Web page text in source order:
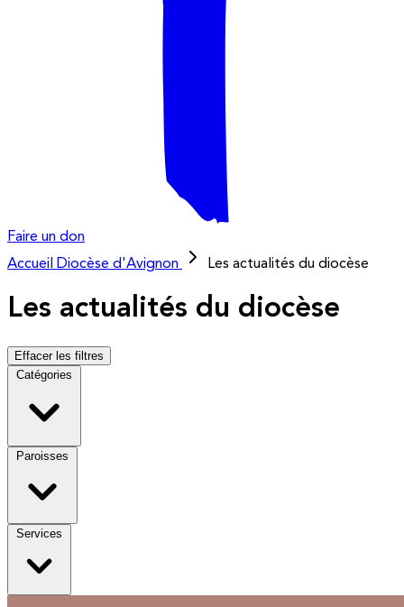
Faire un don
Accueil
Diocèse d'Avignon Les actualités du diocèse
Les actualités du diocèse
Effacer les filtres
Catégories
Paroisses
Services